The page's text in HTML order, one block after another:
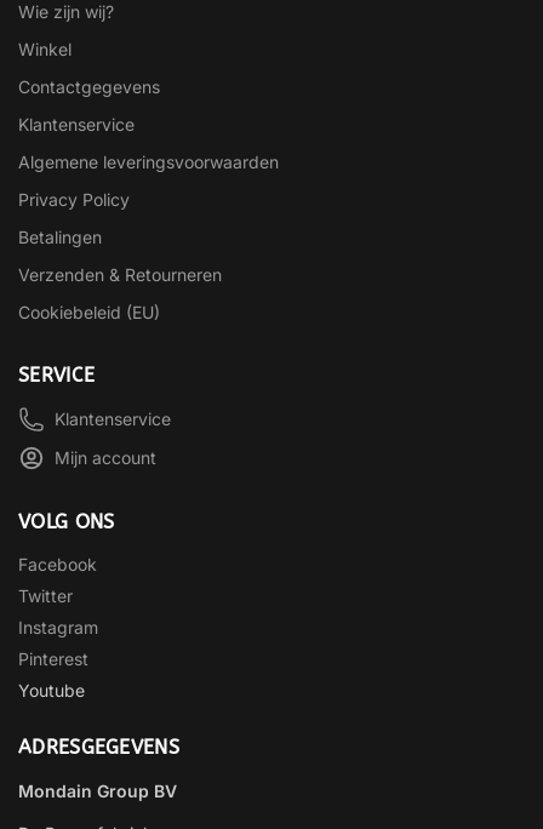
Wie zijn wij?
Winkel
Contactgegevens
Klantenservice
Algemene leveringsvoorwaarden
Privacy Policy
Betalingen
Verzenden & Retourneren
Cookiebeleid (EU)
SERVICE
Klantenservice
Mijn account
VOLG ONS
Facebook
Twitter
Instagram
Pinterest
Youtube
ADRESGEGEVENS
Mondain Group BV